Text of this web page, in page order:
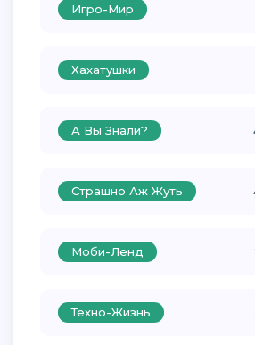
Игро-Мир
Хахатушки
А Вы Знали?
Страшно Аж Жуть
Моби-Ленд
Техно-Жизнь